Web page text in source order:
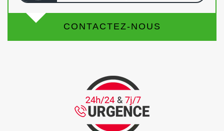
CONTACTEZ-NOUS